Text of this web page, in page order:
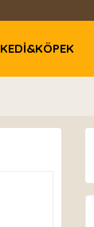
KEDİ&KÖPEK